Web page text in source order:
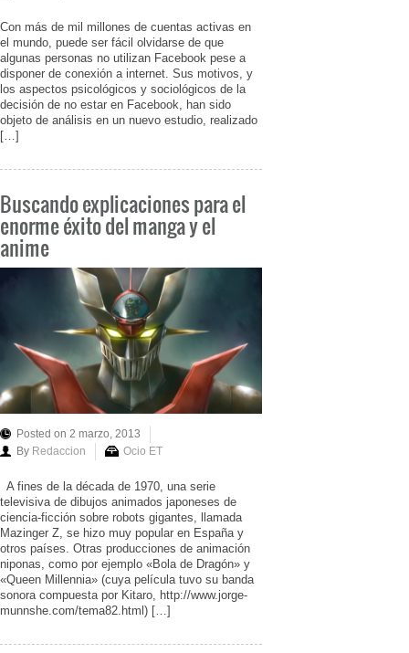
Con más de mil millones de cuentas activas en
el mundo, puede ser fácil olvidarse de que
algunas personas no utilizan Facebook pese a
disponer de conexión a internet. Sus motivos, y
los aspectos psicológicos y sociológicos de la
decisión de no estar en Facebook, han sido
objeto de análisis en un nuevo estudio, realizado
[…]
Buscando explicaciones para el
enorme éxito del manga y el
anime
Posted on 2 marzo, 2013
By Redaccion Ocio ET
A fines de la década de 1970, una serie
televisiva de dibujos animados japoneses de
ciencia-ficción sobre robots gigantes, llamada
Mazinger Z, se hizo muy popular en España y
otros países. Otras producciones de animación
niponas, como por ejemplo «Bola de Dragón» y
«Queen Millennia» (cuya película tuvo su banda
sonora compuesta por Kitaro, http://www.jorge-
munnshe.com/tema82.html) […]